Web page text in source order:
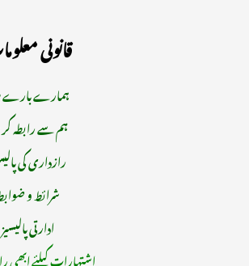
قانونی
ہمارے بارے
ہم سے رابطہ
رازداری کی
شرائط و
ادارتی پالیسیز
اشتہارات کیلئے ابھی